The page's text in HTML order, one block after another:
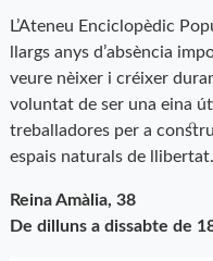
L’Ateneu Enciclopèdic
llargs anys d’absència
veure nèixer i créixer
voluntat de ser una eina
treballadores per a
espais naturals de llibertat.
Reina Amàlia, 38
De dilluns a dissabte de